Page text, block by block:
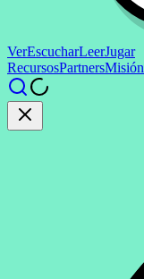
VerEscucharLeerJugar
RecursosPartnersMisión